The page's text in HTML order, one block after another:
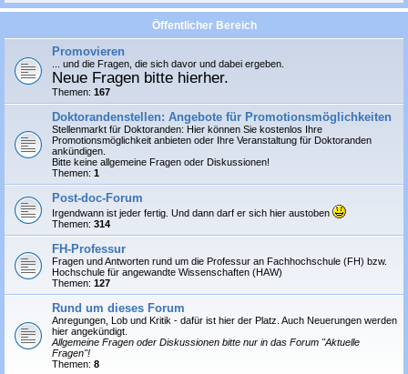
Öffentlicher Bereich
Promovieren
... und die Fragen, die sich davor und dabei ergeben.
Neue Fragen bitte hierher.
Themen: 167
Doktorandenstellen: Angebote für Promotionsmöglichkeiten
Stellenmarkt für Doktoranden: Hier können Sie kostenlos Ihre
Promotionsmöglichkeit anbieten oder Ihre Veranstaltung für Doktoranden
ankündigen.
Bitte keine allgemeine Fragen oder Diskussionen!
Themen: 1
Post-doc-Forum
Irgendwann ist jeder fertig. Und dann darf er sich hier austoben
Themen: 314
FH-Professur
Fragen und Antworten rund um die Professur an Fachhochschule (FH) bzw.
Hochschule für angewandte Wissenschaften (HAW)
Themen: 127
Rund um dieses Forum
Anregungen, Lob und Kritik - dafür ist hier der Platz. Auch Neuerungen werden
hier angekündigt.
Allgemeine Fragen oder Diskussionen bitte nur in das Forum "Aktuelle
Fragen"!
Themen: 8